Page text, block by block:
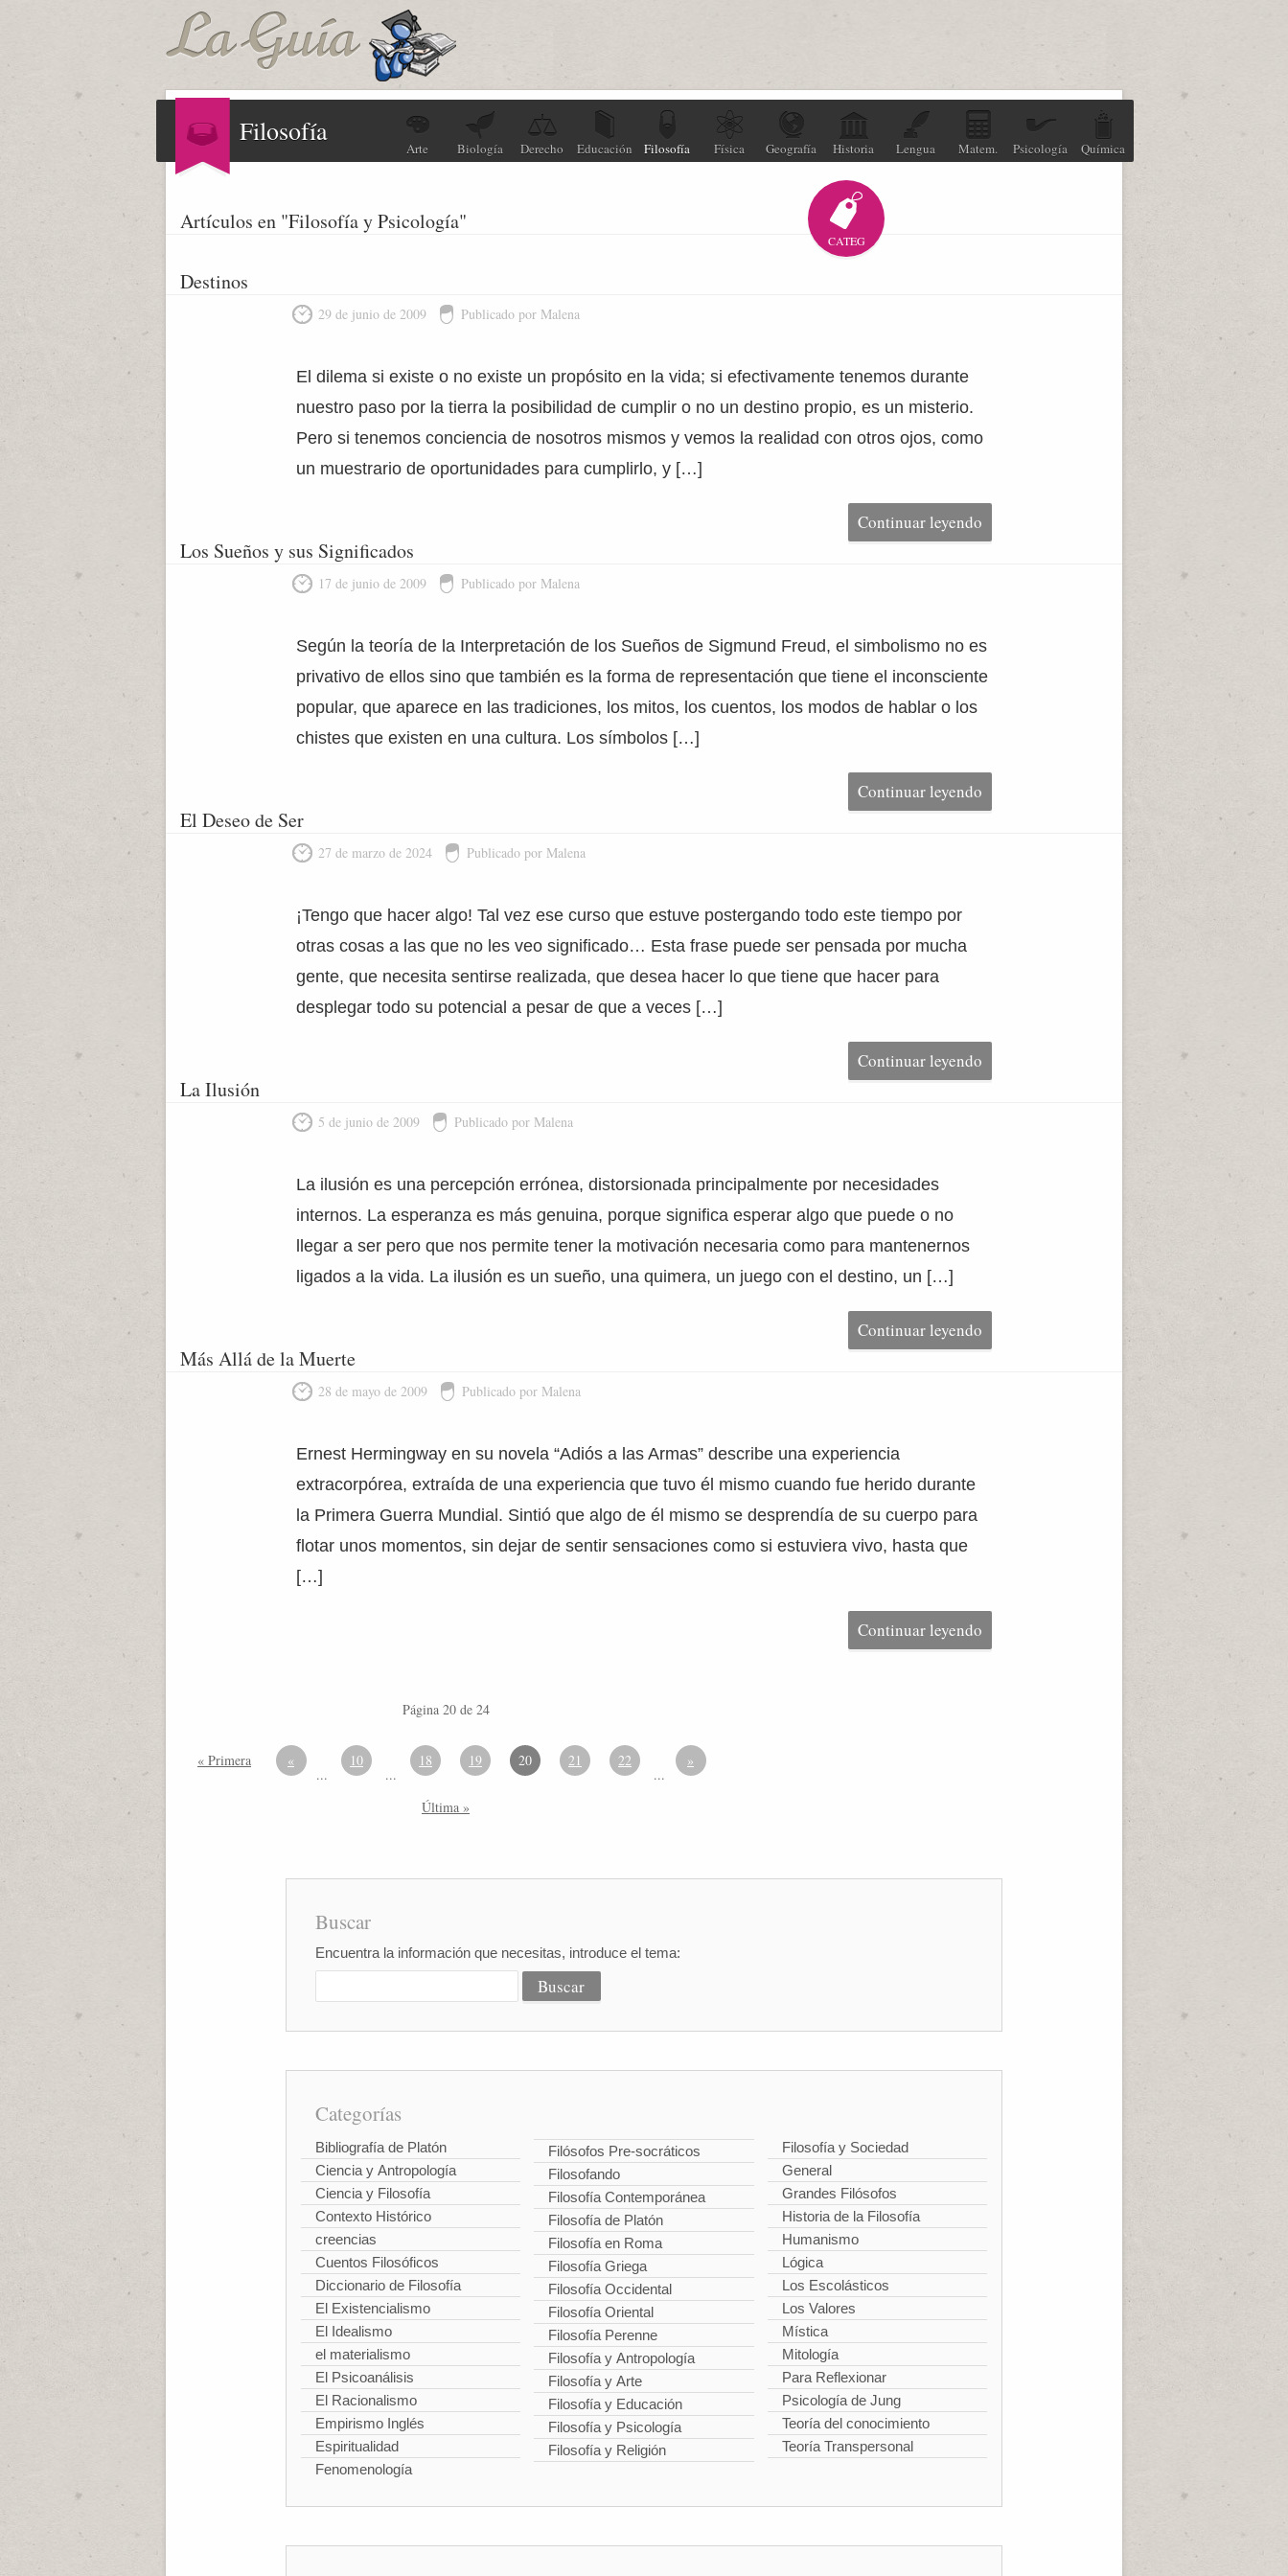
Filosofía
Arte Biología Derecho Educación Filosofía Física Geografía Historia Lengua Matem. Psicología Química
Artículos en "Filosofía y Psicología"
CATEG
Destinos
29 de junio de 2009 Publicado por Malena
El dilema si existe o no existe un propósito en la vida; si efectivamente tenemos durante
nuestro paso por la tierra la posibilidad de cumplir o no un destino propio, es un misterio.
Pero si tenemos conciencia de nosotros mismos y vemos la realidad con otros ojos, como
un muestrario de oportunidades para cumplirlo, y […]
Continuar leyendo
Los Sueños y sus Significados
17 de junio de 2009 Publicado por Malena
Según la teoría de la Interpretación de los Sueños de Sigmund Freud, el simbolismo no es
privativo de ellos sino que también es la forma de representación que tiene el inconsciente
popular, que aparece en las tradiciones, los mitos, los cuentos, los modos de hablar o los
chistes que existen en una cultura. Los símbolos […]
Continuar leyendo
El Deseo de Ser
27 de marzo de 2024 Publicado por Malena
¡Tengo que hacer algo! Tal vez ese curso que estuve postergando todo este tiempo por
otras cosas a las que no les veo significado… Esta frase puede ser pensada por mucha
gente, que necesita sentirse realizada, que desea hacer lo que tiene que hacer para
desplegar todo su potencial a pesar de que a veces […]
Continuar leyendo
La Ilusión
5 de junio de 2009 Publicado por Malena
La ilusión es una percepción errónea, distorsionada principalmente por necesidades
internos. La esperanza es más genuina, porque significa esperar algo que puede o no
llegar a ser pero que nos permite tener la motivación necesaria como para mantenernos
ligados a la vida. La ilusión es un sueño, una quimera, un juego con el destino, un […]
Continuar leyendo
Más Allá de la Muerte
28 de mayo de 2009 Publicado por Malena
Ernest Hermingway en su novela “Adiós a las Armas” describe una experiencia
extracorpórea, extraída de una experiencia que tuvo él mismo cuando fue herido durante
la Primera Guerra Mundial. Sintió que algo de él mismo se desprendía de su cuerpo para
flotar unos momentos, sin dejar de sentir sensaciones como si estuviera vivo, hasta que
[…]
Continuar leyendo
Página 20 de 24
« Primera «
...
10
...
18 19 20 21 22
...
»
Última »
Buscar
Encuentra la información que necesitas, introduce el tema:
Categorías
Bibliografía de Platón
Ciencia y Antropología
Ciencia y Filosofía
Contexto Histórico
creencias
Cuentos Filosóficos
Diccionario de Filosofía
El Existencialismo
El Idealismo
el materialismo
El Psicoanálisis
El Racionalismo
Empirismo Inglés
Espiritualidad
Fenomenología
Filósofos Pre-socráticos
Filosofando
Filosofía Contemporánea
Filosofía de Platón
Filosofía en Roma
Filosofía Griega
Filosofía Occidental
Filosofía Oriental
Filosofía Perenne
Filosofía y Antropología
Filosofía y Arte
Filosofía y Educación
Filosofía y Psicología
Filosofía y Religión
Filosofía y Sociedad
General
Grandes Filósofos
Historia de la Filosofía
Humanismo
Lógica
Los Escolásticos
Los Valores
Mística
Mitología
Para Reflexionar
Psicología de Jung
Teoría del conocimiento
Teoría Transpersonal